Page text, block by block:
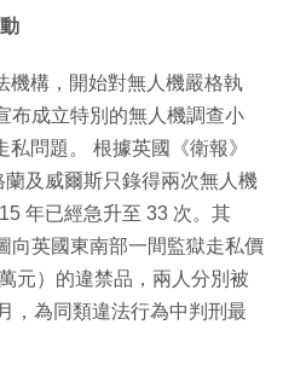
機構，開始對無人機嚴格執
布成立特別的無人機調查小
問題。 根據英國《衛報》
及威爾斯只錄得兩次無人機
年已經急升至 33 次。其
向英國東南部一間監獄走私價
元）的違禁品，兩人分別被
，為同類違法行為中判刑最